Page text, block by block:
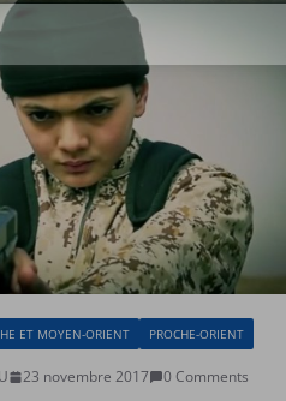
ET MOYEN-ORIENT PROCHE-ORIENT
23 novembre 2017 0 Comments